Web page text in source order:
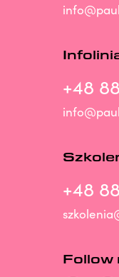
+48
+48
Follow